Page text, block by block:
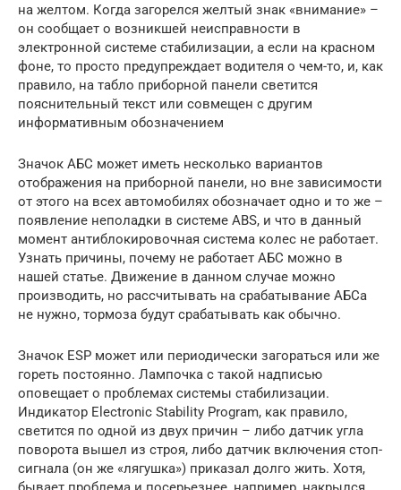
на желтом. Когда загорелся желтый знак «внимание» –
он сообщает о возникшей неисправности в
электронной системе стабилизации, а если на красном
фоне, то просто предупреждает водителя о чем-то, и, как
правило, на табло приборной панели светится
пояснительный текст или совмещен с другим
информативным обозначением
Значок АБС может иметь несколько вариантов
отображения на приборной панели, но вне зависимости
от этого на всех автомобилях обозначает одно и то же –
появление неполадки в системе ABS, и что в данный
момент антиблокировочная система колес не работает.
Узнать причины, почему не работает АБС можно в
нашей статье. Движение в данном случае можно
производить, но рассчитывать на срабатывание АБСа
не нужно, тормоза будут срабатывать как обычно.
Значок ESP может или периодически загораться или же
гореть постоянно. Лампочка с такой надписью
оповещает о проблемах системы стабилизации.
Индикатор Electronic Stability Program, как правило,
светится по одной из двух причин – либо датчик угла
поворота вышел из строя, либо датчик включения стоп-
сигнала (он же «лягушка») приказал долго жить. Хотя,